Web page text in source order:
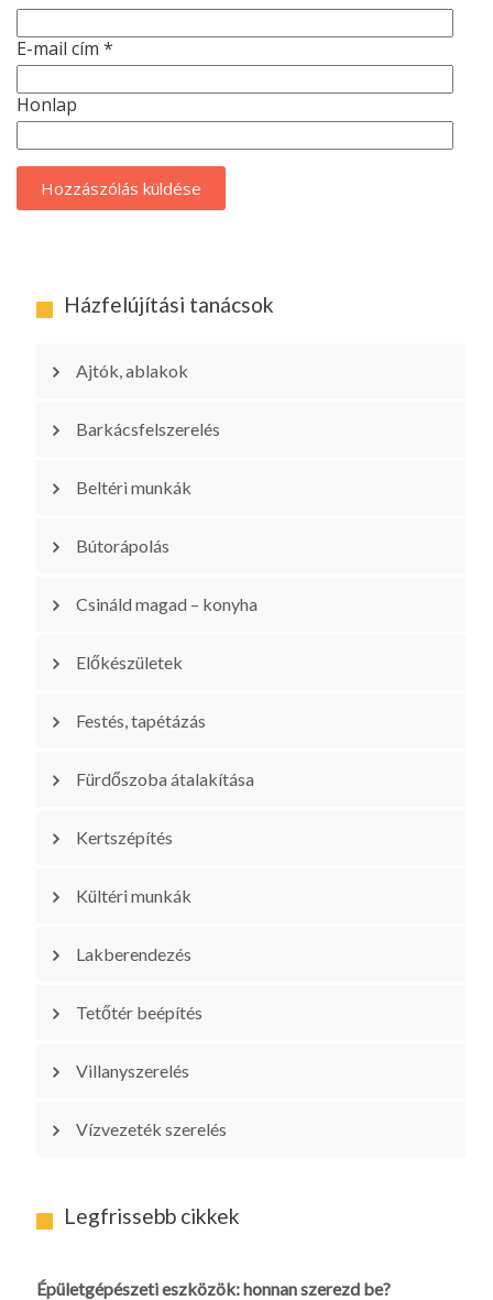
E-mail cím *
Honlap
Házfelújítási tanácsok
Ajtók, ablakok
Barkácsfelszerelés
Beltéri munkák
Bútorápolás
Csináld magad – konyha
Előkészületek
Festés, tapétázás
Fürdőszoba átalakítása
Kertszépítés
Kültéri munkák
Lakberendezés
Tetőtér beépítés
Villanyszerelés
Vízvezeték szerelés
Legfrissebb cikkek
Épületgépészeti eszközök: honnan szerezd be?